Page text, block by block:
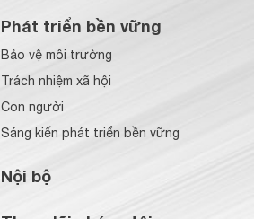
Phát triển bền vững
Bảo vệ môi trường
Trách nhiệm xã hội
Con người
Sáng kiến phát triển bền vững
Nội bộ